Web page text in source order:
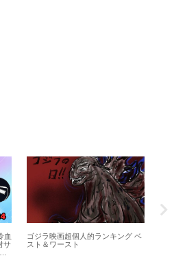
血
サ
ゴジラ映画超個人的ランキング ベ
スト＆ワースト